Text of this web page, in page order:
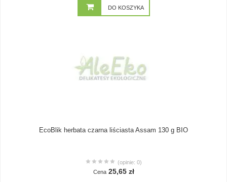
DO KOSZYKA
EcoBlik herbata czarna liściasta Assam 130 g BIO
(opinie: 0)
Cena 25,65 zł